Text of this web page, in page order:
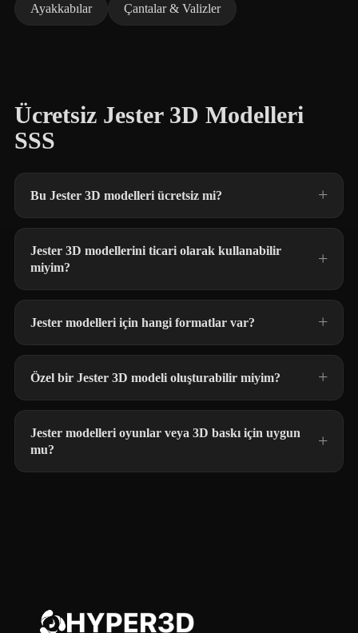
Ayakkabılar Çantalar & Valizler
Ücretsiz Jester 3D Modelleri
SSS
Bu Jester 3D modelleri ücretsiz mi?
Jester 3D modellerini ticari olarak kullanabilir
miyim?
Jester modelleri için hangi formatlar var?
Özel bir Jester 3D modeli oluşturabilir miyim?
Jester modelleri oyunlar veya 3D baskı için uygun
mu?